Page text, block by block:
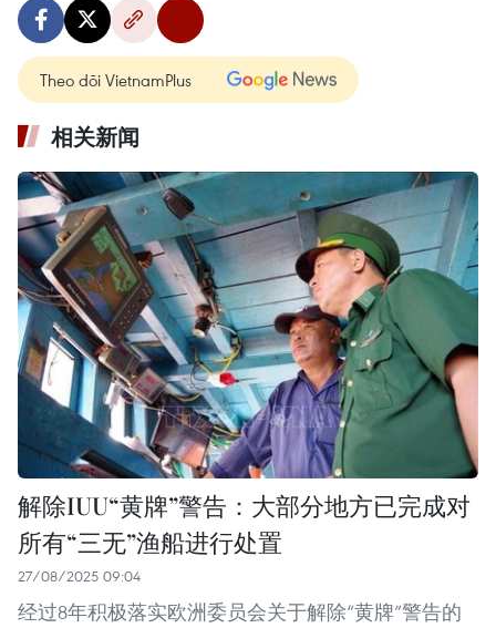
Theo dõi VietnamPlus
相关新闻
解除IUU“黄牌”警告：大部分地方已完成对
所有“三无”渔船进行处置
27/08/2025 09:04
经过8年积极落实欧洲委员会关于解除“黄牌”警告的